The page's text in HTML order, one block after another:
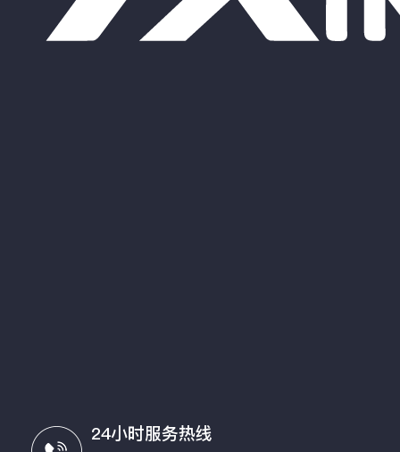
24小时服务热线